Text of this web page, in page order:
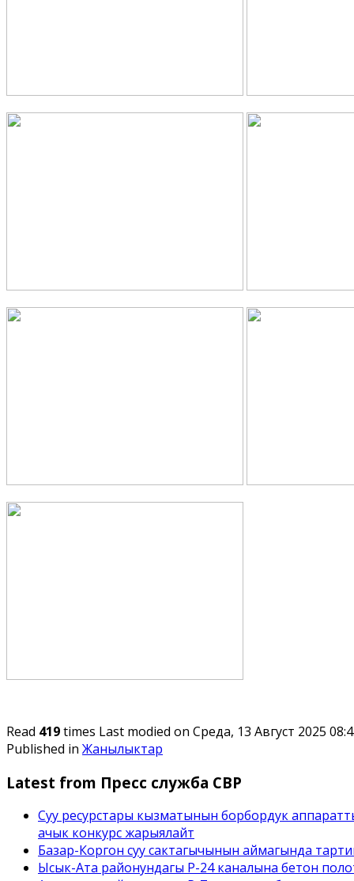
Read 419times Last modified on Среда, 13 Август 2025
Published in Жанылыктар
Latest from Пресс служба СВР
Суу ресурстары кызматынын борбордук
ачык конкурс жарыялайт
Базар-Коргон суу сактагычынын аймагында
Ысык-Ата районундагы Р-24 каналына бетон